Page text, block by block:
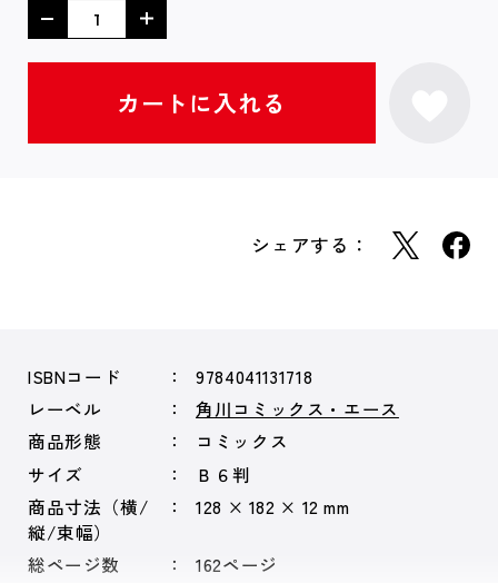
シェアする：
ISBNコード
9784041131718
レーベル
角川コミックス・エース
商品形態
コミックス
サイズ
Ｂ６判
商品寸法（横/
縦/束幅）
128 × 182 × 12 mm
総ページ数
162ページ